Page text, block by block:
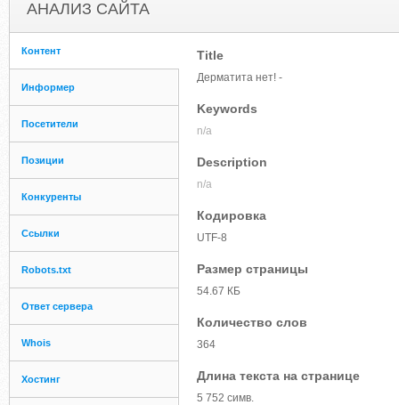
АНАЛИЗ САЙТА
Контент
Информер
Посетители
Позиции
Конкуренты
Ссылки
Robots.txt
Ответ сервера
Whois
Хостинг
Title
Дерматита нет! -
Keywords
n/a
Description
n/a
Кодировка
UTF-8
Размер страницы
54.67 КБ
Количество слов
364
Длина текста на странице
5 752 симв.